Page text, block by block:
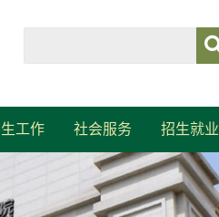
工作 社会服务 招生就业